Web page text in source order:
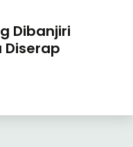
Dibanjiri
Diserap